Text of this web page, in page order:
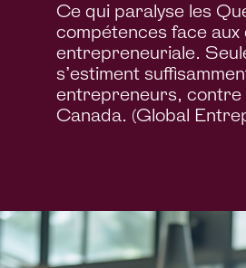
Ce qui paralyse les
compétences face
entrepreneuriale.
s’estiment
entrepreneurs, contre
Canada. (Global